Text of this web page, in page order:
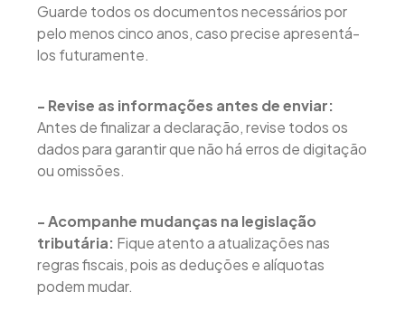
Guarde todos os documentos necessários por
pelo menos cinco anos, caso precise apresentá-
los futuramente.
- Revise as informações antes de enviar:
Antes de finalizar a declaração, revise todos os
dados para garantir que não há erros de digitação
ou omissões.
- Acompanhe mudanças na legislação
tributária: Fique atento a atualizações nas
regras fiscais, pois as deduções e alíquotas
podem mudar.